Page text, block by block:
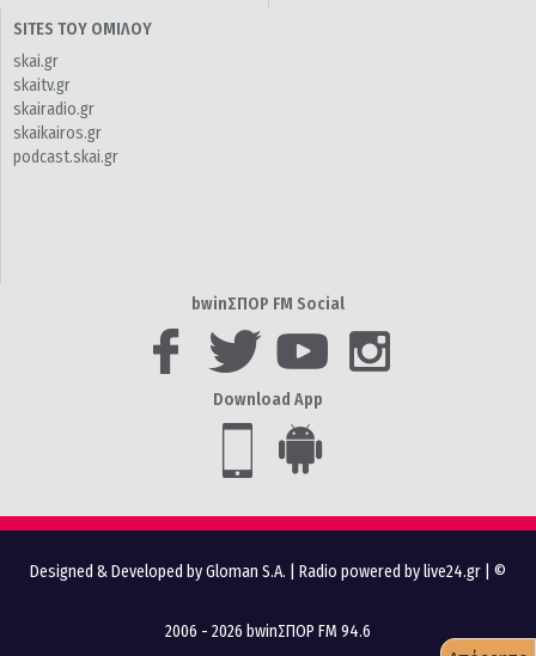
SITES ΤΟΥ ΟΜΙΛΟΥ
skai.gr
skaitv.gr
skairadio.gr
skaikairos.gr
podcast.skai.gr
bwinΣΠΟΡ FM Social
Download App
Designed & Developed by Gloman S.A. Radio powered by live24.gr | ©
2006 - 2026 bwinΣΠΟΡ FM 94.6